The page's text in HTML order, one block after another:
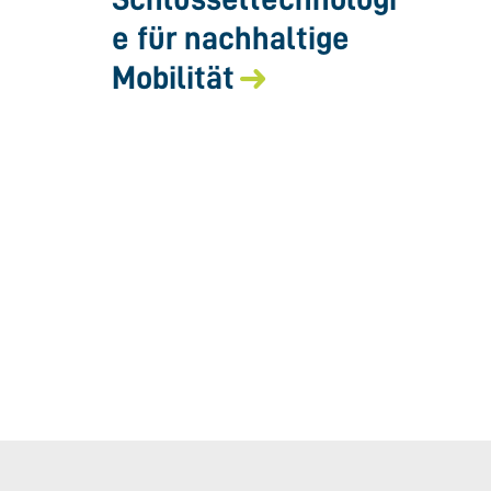
e für nachhaltige
Mobilität